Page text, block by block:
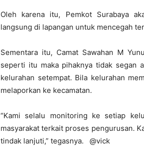
Oleh karena itu, Pemkot Surabaya
langsung di lapangan untuk mencegah
Sementara itu, Camat Sawahan M
seperti itu maka pihaknya tidak segan
kelurahan setempat. Bila kelurahan
melaporkan ke kecamatan.
“Kami selalu monitoring ke setiap
masyarakat terkait proses pengurusan.
tindak lanjuti,” tegasnya. @vick